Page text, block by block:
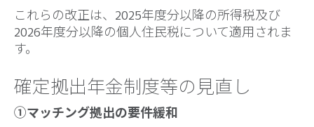
これらの改正は、2025年度分以降の所得税及び
2026年度分以降の個人住民税について適用されま
す。
確定拠出年金制度等の見直し
①マッチング拠出の要件緩和